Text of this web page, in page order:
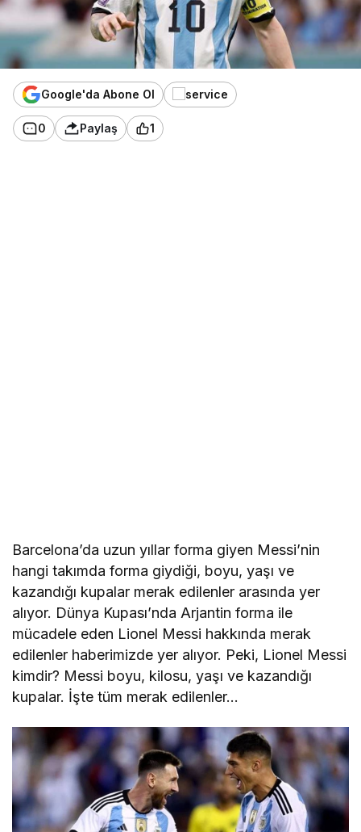
Google'da Abone Ol
0 Paylaş 1
Barcelona’da uzun yıllar forma giyen Messi’nin
hangi takımda forma giydiği, boyu, yaşı ve
kazandığı kupalar merak edilenler arasında yer
alıyor. Dünya Kupası’nda Arjantin forma ile
mücadele eden Lionel Messi hakkında merak
edilenler haberimizde yer alıyor. Peki, Lionel Messi
kimdir? Messi boyu, kilosu, yaşı ve kazandığı
kupalar. İşte tüm merak edilenler…